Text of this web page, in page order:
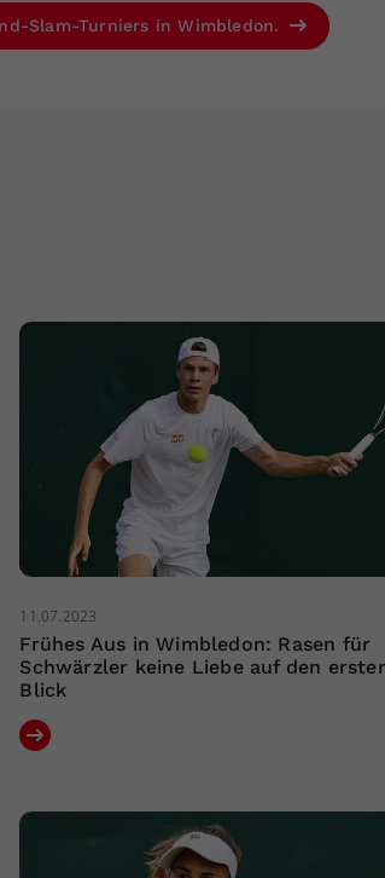
Slam-Turniers in Wimbledon.
11.07.2023
Frühes Aus in Wimbledon: Rasen für
Schwärzler keine Liebe auf den
Blick